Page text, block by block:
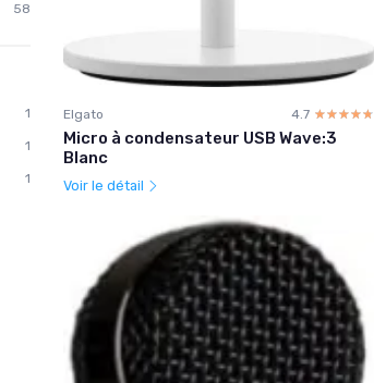
58
1
1
1
Elgato 4.7 ☆☆☆☆☆
★★★★★
Micro à condensateur USB Wave:3
Blanc
Voir le détail